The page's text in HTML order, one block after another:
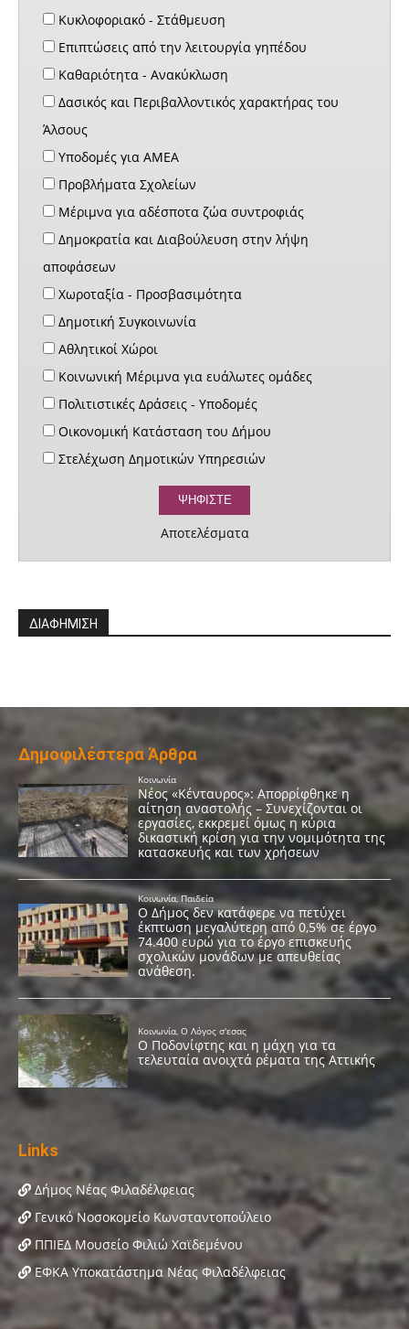
Κυκλοφοριακό - Στάθμευση
Επιπτώσεις από την λειτουργία γηπέδου
Καθαριότητα - Ανακύκλωση
Δασικός και Περιβαλλοντικός χαρακτήρας του
Άλσους
Υποδομές για ΑΜΕΑ
Προβλήματα Σχολείων
Μέριμνα για αδέσποτα ζώα συντροφιάς
Δημοκρατία και Διαβούλευση στην λήψη
αποφάσεων
Χωροταξία - Προσβασιμότητα
Δημοτική Συγκοινωνία
Αθλητικοί Χώροι
Κοινωνική Μέριμνα για ευάλωτες ομάδες
Πολιτιστικές Δράσεις - Υποδομές
Οικονομική Κατάσταση του Δήμου
Στελέχωση Δημοτικών Υπηρεσιών
Αποτελέσματα
ΔΙΑΦΗΜΙΣΗ
Δημοφιλέστερα Άρθρα
Links
Δήμος Νέας Φιλαδέλφειας
Γενικό Νοσοκομείο Κωνσταντοπούλειο
ΠΠΙΕΔ Μουσείο Φιλιώ Χαϊδεμένου
ΕΦΚΑ Υποκατάστημα Νέας Φιλαδέλφειας